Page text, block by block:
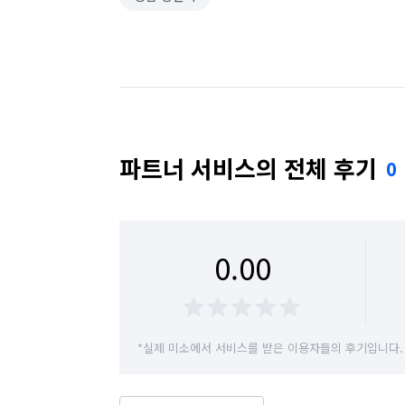
파트너 서비스의 전체 후기 0
0.00
*실제 미소에서 서비스를 받은 이용자들의 후기입니다.